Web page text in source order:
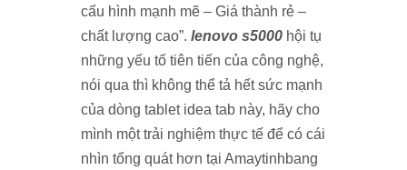
cấu hình mạnh mẽ – Giá thành rẻ –
chất lượng cao”. lenovo s5000 hội tụ
những yếu tố tiên tiến của công nghệ,
nói qua thì không thể tả hết sức mạnh
của dòng tablet idea tab này, hãy cho
mình một trải nghiệm thực tế để có cái
nhìn tổng quát hơn tại Amaytinhbang